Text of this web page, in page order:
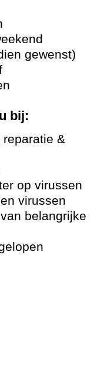
gewenst)
bij:
&
op virussen
virussen
belangrijke